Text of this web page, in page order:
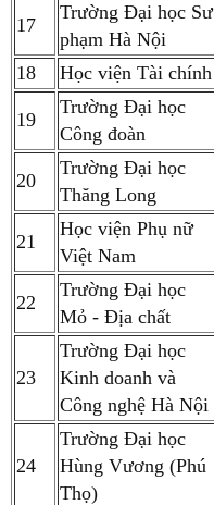
17
Trường Đại học Sư
phạm Hà Nội
18 Học viện Tài chính
19
Trường Đại học
Công đoàn
20
Trường Đại học
Thăng Long
21
Học viện Phụ nữ
Việt Nam
22
Trường Đại học
Mỏ - Địa chất
23
Trường Đại học
Kinh doanh và
Công nghệ Hà Nội
24
Trường Đại học
Hùng Vương (Phú
Thọ)